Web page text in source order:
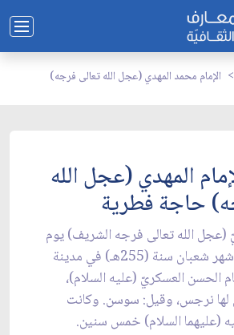
الإمام محمد المهدي (عجل الله تعالى فرجه)
المهدي (عجل الله
حاجة فطرية
(عجل الله تعالى فرجه الشريف) يوم
الجمعة منتصف شهر شعبان سنة (255هـ) في مدينة
الحسن العسكريّ (عليه السلام)،
لها نرجس، وقيل: سوسن. وكانت
(عليهما السلام) خمس سنين.